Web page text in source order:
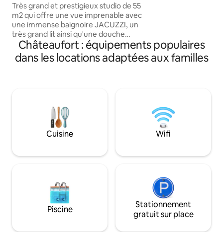
centre de PARIS !
Très grand et prestigieux studio de 55
m2 qui offre une vue imprenable avec
une immense baignoire JACUZZI, un
très grand lit ainsi qu'une douche
italienne. Situé dans un quartier calme et
sûr à 10 min de la célèbre avenue des
Champs-Élysées (centre de Paris). Je
placées en forme de cœur sur le lit (un
panneau Joyeux anniversaire peut être
ajouté) et pour 175 €, il est livré avec une
bonne bouteille de champagne et des
Châteaufort : équipements populaires
dans les locations adaptées aux familles
Cuisine Wifi
Piscine
Stationnement
gratuit sur place